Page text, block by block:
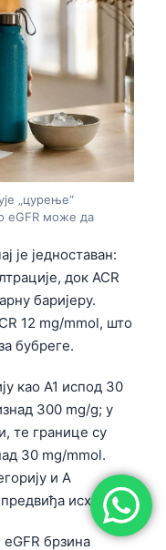
„цурење“
eGFR може да
је једноставан:
док ACR
баријеру.
12 mg/mmol, што
бубреге.
као A1 испод 30
300 mg/g; у
те границе су
30 mg/mmol.
и A
предвиђа исходе.
брзина